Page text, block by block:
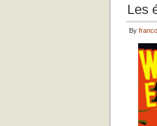
Les
By